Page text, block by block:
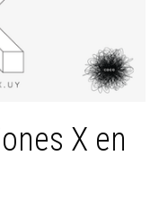
X en